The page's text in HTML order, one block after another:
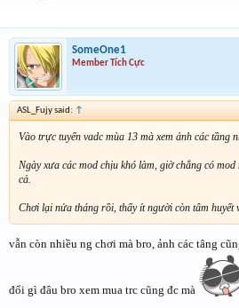
SomeOne1
Member Tích Cực
ASL_Fujy said: ↑
Vào trực tuyến vadc mùa 13 mà xem ảnh các tầng
Ngày xưa các mod chịu khó làm, giờ chẳng có
cả.
Chơi lại nửa tháng rồi, thấy ít người còn tâm huyết
vẫn còn nhiều ng chơi mà bro, ảnh các tâng
đổi gì đâu bro xem mua trc cũng đc mà